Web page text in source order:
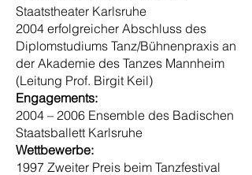
Staatstheater Karlsruhe
2004 erfolgreicher Abschluss des
Diplomstudiums Tanz/Bühnenpraxis an
der Akademie des Tanzes Mannheim
(Leitung Prof. Birgit Keil)
Engagements:
2004 – 2006 Ensemble des Badischen
Staatsballett Karlsruhe
Wettbewerbe:
1997 Zweiter Preis beim Tanzfestival